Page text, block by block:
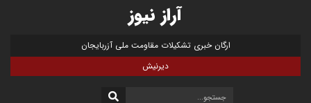
آراز نیوز
ارگان خبری تشکیلات مقاومت ملی آزربایجان
دیرنیش